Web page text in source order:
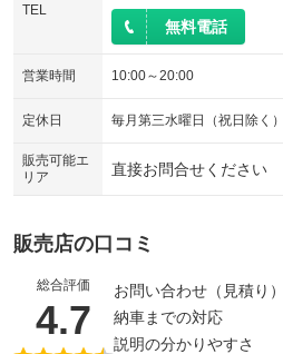
TEL
無料電話
営業時間 10:00～20:00
定休日 毎月第三水曜日（祝日除く
販売可能エ
リア
直接お問合せください
販売店の口コミ
総合評価
4.7 （5点満点
お問い合わせ（見積り）
納車までの対応
説明の分かりやすさ